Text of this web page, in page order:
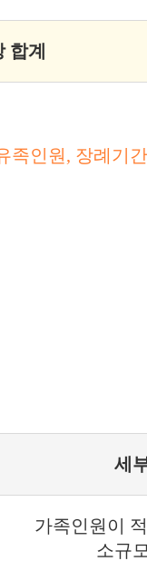
합계
족인원, 장례기
세
가족인원이
소규